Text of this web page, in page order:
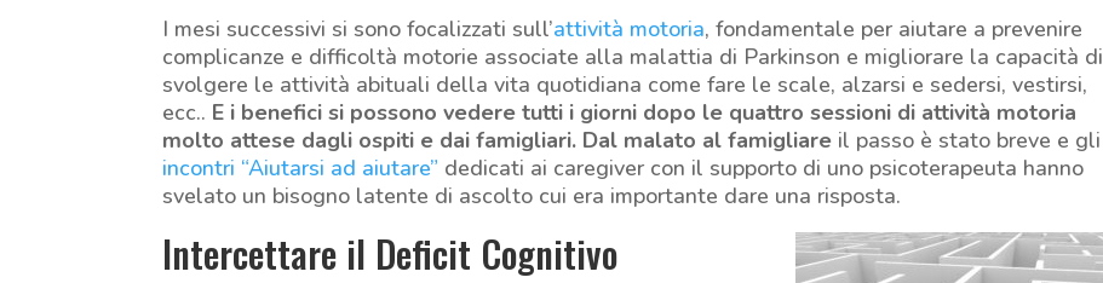
I mesi successivi si sono focalizzati sull’attività motoria, fondamentale per aiutare a prevenire
complicanze e difficoltà motorie associate alla malattia di Parkinson e migliorare la capacità di
svolgere le attività abituali della vita quotidiana come fare le scale, alzarsi e sedersi, vestirsi,
ecc.. E i benefici si possono vedere tutti i giorni dopo le quattro sessioni di attività motoria
molto attese dagli ospiti e dai famigliari. Dal malato al famigliare il passo è stato breve e gli
incontri “Aiutarsi ad aiutare” dedicati ai caregiver con il supporto di uno psicoterapeuta hanno
svelato un bisogno latente di ascolto cui era importante dare una risposta.
Intercettare il Deficit Cognitivo